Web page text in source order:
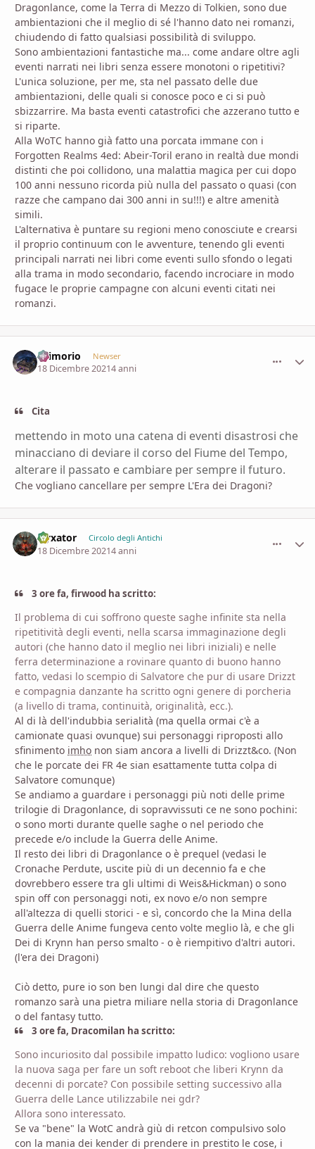
Dragonlance, come la Terra di Mezzo di Tolkien, sono due
ambientazioni che il meglio di sé l'hanno dato nei romanzi,
chiudendo di fatto qualsiasi possibilità di sviluppo.
Sono ambientazioni fantastiche ma... come andare oltre agli
eventi narrati nei libri senza essere monotoni o ripetitivi?
L'unica soluzione, per me, sta nel passato delle due
ambientazioni, delle quali si conosce poco e ci si può
sbizzarrire. Ma basta eventi catastrofici che azzerano tutto e
si riparte.
Alla WoTC hanno già fatto una porcata immane con i
Forgotten Realms 4ed: Abeir-Toril erano in realtà due mondi
distinti che poi collidono, una malattia magica per cui dopo
100 anni nessuno ricorda più nulla del passato o quasi (con
razze che campano dai 300 anni in su!!!) e altre amenità
simili.
L'alternativa è puntare su regioni meno conosciute e crearsi
il proprio continuum con le avventure, tenendo gli eventi
principali narrati nei libri come eventi sullo sfondo o legati
alla trama in modo secondario, facendo incrociare in modo
fugace le proprie campagne con alcuni eventi citati nei
romanzi.
Grimorio Newser
18 Dicembre 20214 anni
Cita
mettendo in moto una catena di eventi disastrosi che
minacciano di deviare il corso del Fiume del Tempo,
alterare il passato e cambiare per sempre il futuro.
Che vogliano cancellare per sempre L'Era dei Dragoni?
Nyxator Circolo degli Antichi
18 Dicembre 20214 anni
3 ore fa, firwood ha scritto:
Il problema di cui soffrono queste saghe infinite sta nella
ripetitività degli eventi, nella scarsa immaginazione degli
autori (che hanno dato il meglio nei libri iniziali) e nelle
ferra determinazione a rovinare quanto di buono hanno
fatto, vedasi lo scempio di Salvatore che pur di usare Drizzt
e compagnia danzante ha scritto ogni genere di porcheria
(a livello di trama, continuità, originalità, ecc.).
Al di là dell'indubbia serialità (ma quella ormai c'è a
camionate quasi ovunque) sui personaggi riproposti allo
sfinimento imho non siam ancora a livelli di Drizzt&co. (Non
che le porcate dei FR 4e sian esattamente tutta colpa di
Salvatore comunque)
Se andiamo a guardare i personaggi più noti delle prime
trilogie di Dragonlance, di sopravvissuti ce ne sono pochini:
o sono morti durante quelle saghe o nel periodo che
precede e/o include la Guerra delle Anime.
Il resto dei libri di Dragonlance o è prequel (vedasi le
Cronache Perdute, uscite più di un decennio fa e che
dovrebbero essere tra gli ultimi di Weis&Hickman) o sono
spin off con personaggi noti, ex novo e/o non sempre
all'altezza di quelli storici - e sì, concordo che la Mina della
Guerra delle Anime fungeva cento volte meglio là, e che gli
Dei di Krynn han perso smalto - o è riempitivo d'altri autori.
(l'era dei Dragoni)
Ciò detto, pure io son ben lungi dal dire che questo
romanzo sarà una pietra miliare nella storia di Dragonlance
o del fantasy tutto.
3 ore fa, Dracomilan ha scritto:
Sono incuriosito dal possibile impatto ludico: vogliono usare
la nuova saga per fare un soft reboot che liberi Krynn da
decenni di porcate? Con possibile setting successivo alla
Guerra delle Lance utilizzabile nei gdr?
Allora sono interessato.
Se va "bene" la WotC andrà giù di retcon compulsivo solo
con la mania dei kender di prendere in prestito le cose, i